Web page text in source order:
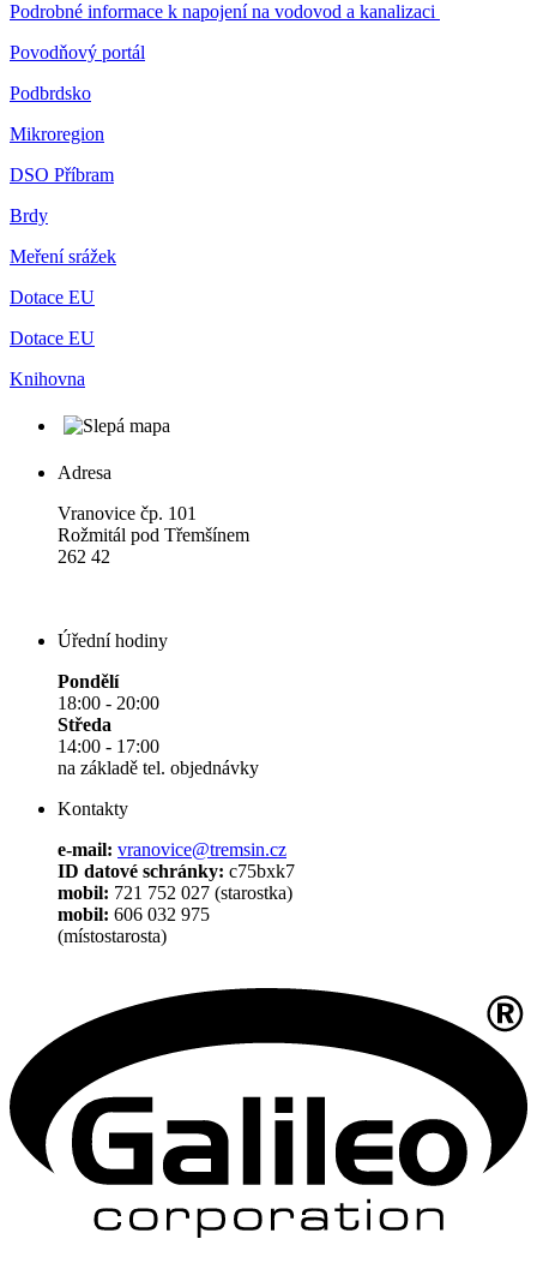
Podrobné informace k napojení na vodovod a kanalizaci
Povodňový portál
Podbrdsko
Mikroregion
DSO Příbram
Brdy
Meření srážek
Dotace EU
Dotace EU
Knihovna
Adresa
Vranovice čp. 101
Rožmitál pod Třemšínem
262 42
Úřední hodiny
Pondělí
18:00 - 20:00
Středa
14:00 - 17:00
na základě tel. objednávky
Kontakty
e-mail: vranovice@tremsin.cz
ID datové schránky: c75bxk7
mobil: 721 752 027 (starostka)
mobil: 606 032 975
(místostarosta)